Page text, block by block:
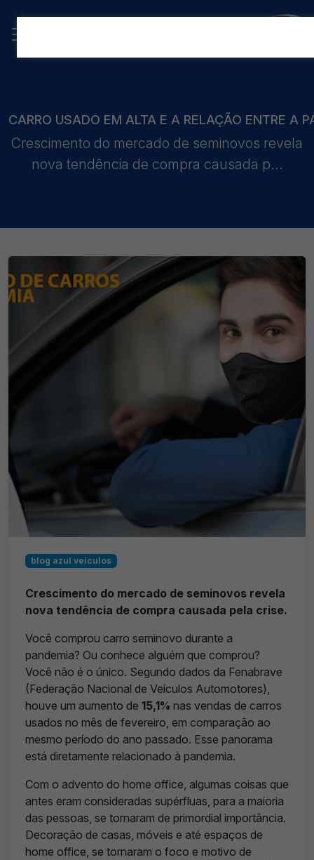
CARRO USADO EM ALTA E A RELAÇÃO ENTRE A
Crescimento do mercado de seminovos revela
nova tendência de compra causada p...
blog azul veiculos
Crescimento do mercado de seminovos revela
nova tendência de compra causada pela crise.
Você comprou carro seminovo durante a
pandemia? Ou conhece alguém que comprou?
Você não é o único. Segundo dados da Fenabrave
(Federação Nacional de Veículos Automotores),
houve um aumento de 15,1% nas vendas de carros
usados no mês de fevereiro, em comparação ao
mesmo período do ano passado. Esse panorama
está diretamente relacionado à pandemia.
Com o advento do home office, algumas coisas que
antes eram consideradas supérfluas, para a maioria
das pessoas, se tornaram de primordial importância.
Decoração de casas, móveis e até espaços de
home office, se tornaram o foco e motivo de